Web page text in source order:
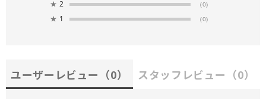
★ 2 (0)
★ 1 (0)
ユーザーレビュー （0） スタッフレビュー （0）